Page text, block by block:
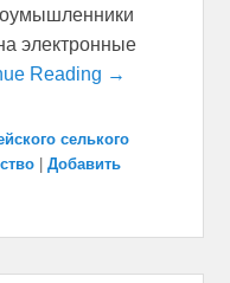
электронные
Reading →
селького
|Добавить